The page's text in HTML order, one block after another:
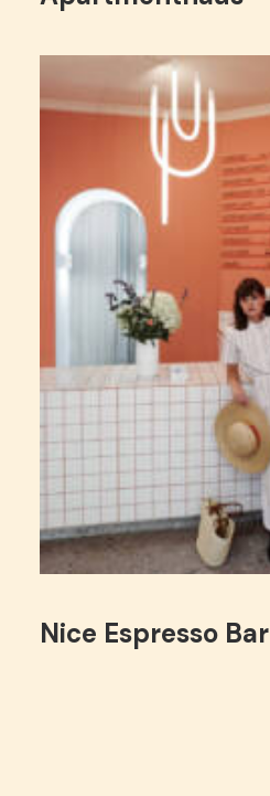
Nice Espresso Bar